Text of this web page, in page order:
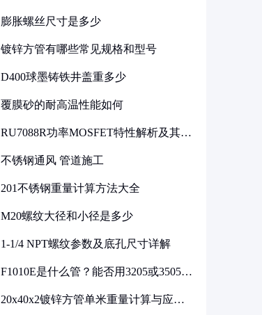
膨胀螺丝尺寸是多少
镀锌方管有哪些常见规格和型号
D400球墨铸铁井盖重多少
覆膜砂的耐高温性能如何
RU7088R功率MOSFET特性解析及其在
不锈钢通风 管道施工
201不锈钢重量计算方法大全
M20螺纹大径和小径是多少
1-1/4 NPT螺纹参数及底孔尺寸详解
F1010E是什么管？能否用3205或3505代
20x40x2镀锌方管单米重量计算与应用